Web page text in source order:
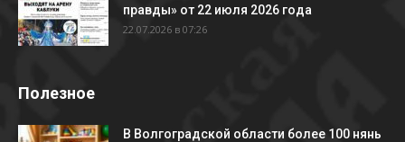
правды» от 22 июля 2026 года
22.07.2026 в 07:26
Полезное
В Волгоградской области более 100 нянь